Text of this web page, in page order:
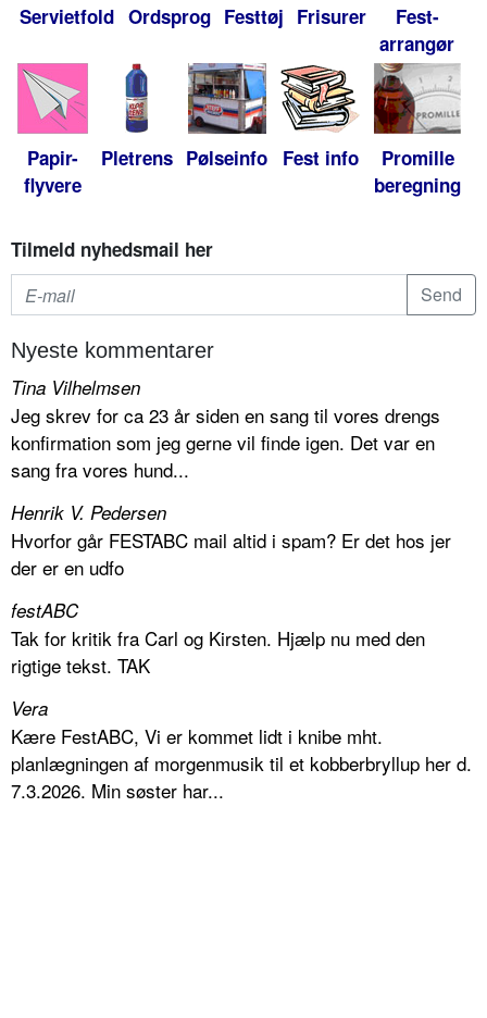
Servietfold Ordsprog Festtøj Frisurer
Fest-
arrangør
Papir-
flyvere
Pletrens Pølseinfo Fest info
Promille
beregning
Tilmeld nyhedsmail her
Nyeste kommentarer
Tina Vilhelmsen
Jeg skrev for ca 23 år siden en sang til vores drengs
konfirmation som jeg gerne vil finde igen. Det var en
sang fra vores hund...
Henrik V. Pedersen
Hvorfor går FESTABC mail altid i spam? Er det hos jer
der er en udfo
festABC
Tak for kritik fra Carl og Kirsten. Hjælp nu med den
rigtige tekst. TAK
Vera
Kære FestABC, Vi er kommet lidt i knibe mht.
planlægningen af morgenmusik til et kobberbryllup her d.
7.3.2026. Min søster har...